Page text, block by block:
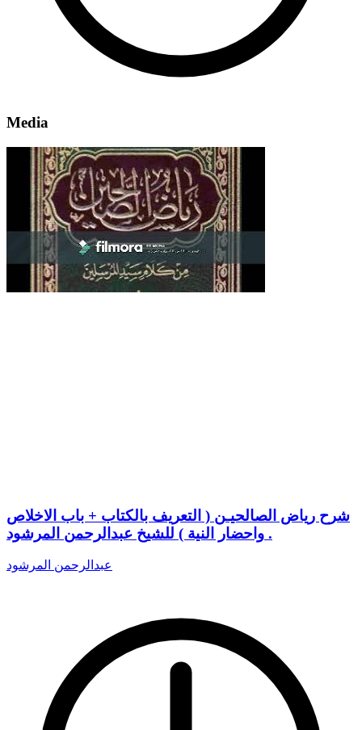
Media
شرح رياض الصالحيـن ( التعريف بالكتاب + باب الاخلاص
واحضار النية ) للشيخ عبدالرحمن المرشود .
عبدالرحمن المرشود